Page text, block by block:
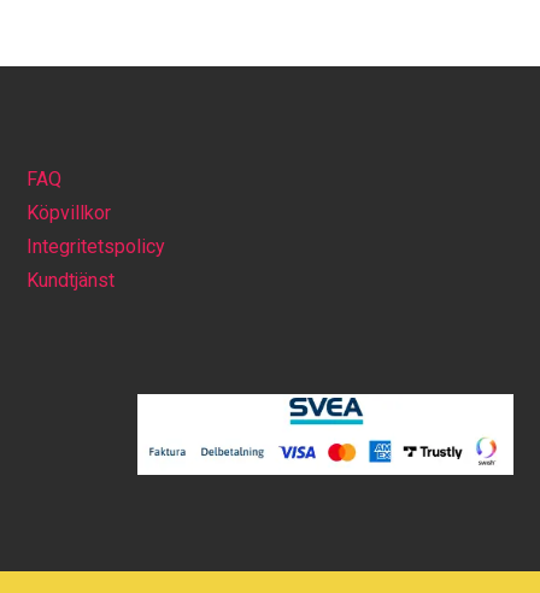
FAQ
Köpvillkor
Integritetspolicy
Kundtjänst